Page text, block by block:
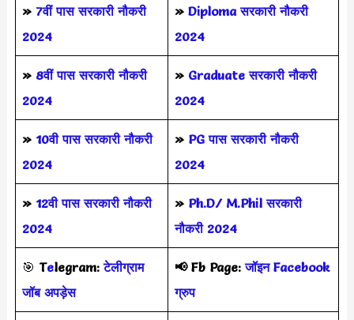
» 7वीं पास सरकारी नौकरी
2024
» Diploma सरकारी नौकरी
2024
» 8वीं पास सरकारी नौकरी
2024
» Graduate सरकारी नौकरी
2024
» 10वी पास सरकारी नौकरी
2024
» PG पास सरकारी नौकरी
2024
» 12वी पास सरकारी नौकरी
2024
» Ph.D/ M.Phil सरकारी
नौकरी 2024
🎯 Telegram: टेलीग्राम
जॉब अपड़ेस
📢 Fb Page:जॉइन Facebook
ग्रुप